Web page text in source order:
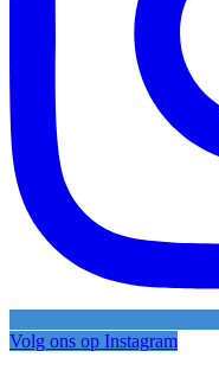
Volg ons op Instagram